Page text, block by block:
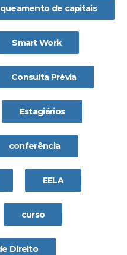
de capitais
Smart Work
Consulta Prévia
Estagiários
conferência
EELA
curso
Direito